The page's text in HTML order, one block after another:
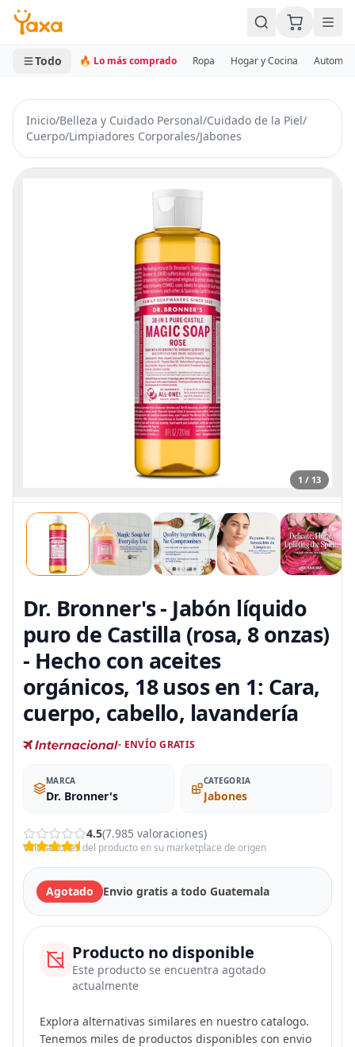
MINI CARRITO
0 productos
Todo 🔥 Lo más comprado Ropa Hogar y Cocina
Inicio/Belleza y Cuidado Personal/Cuidado de la Piel/
Cuerpo/Limpiadores Corporales/Jabones
1 / 13
Dr. Bronner's - Jabón líquido
puro de Castilla (rosa, 8 onzas)
- Hecho con aceites
orgánicos, 18 usos en 1: Cara,
cuerpo, cabello, lavandería
- ENVÍO GRATIS
MARCA
Dr. Bronner's
CATEGORIA
Jabones
4.5(7.985 valoraciones)
Valoraciones del producto en su marketplace de origen
Agotado Envio gratis a todo Guatemala
Producto no disponible
Este producto se encuentra agotado
actualmente
Explora alternativas similares en nuestro catalogo.
Tenemos miles de productos disponibles con envio